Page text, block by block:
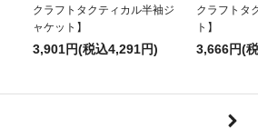
クラフトタクティカル半袖ジ
ャケット】
3,901円(税込4,291円)
クラフトタ
ト】
3,666円(